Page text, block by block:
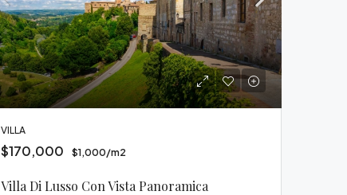
VILLA
$170,000 $1,000/m2
Villa Di Lusso Con Vista Panoramica